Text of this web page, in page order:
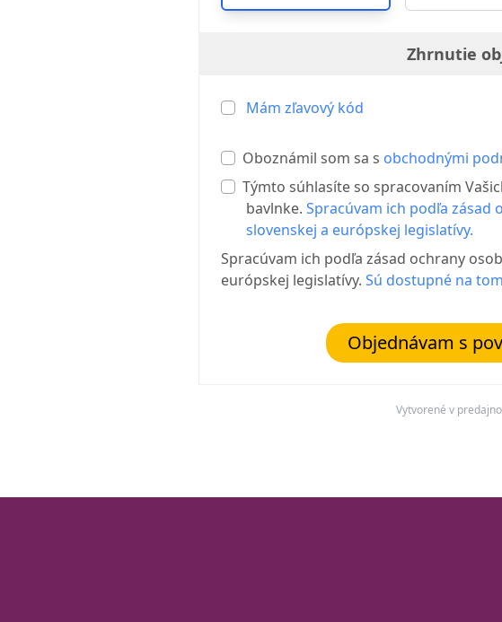
Zhrnutie
Mám zľavový kód
Oboznámil som sa s obchodnými
Týmto súhlasíte so spracovaním
bavlnke. Spracúvam ich podľa zásad
slovenskej a európskej legislatívy.
Spracúvam ich podľa zásad ochrany
európskej legislatívy. Sú dostupné na
Objednávam s
Vytvorené v